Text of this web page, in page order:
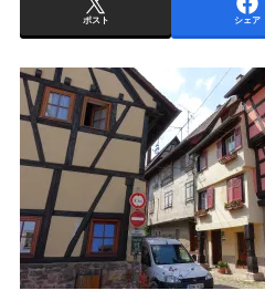
ポスト シェア